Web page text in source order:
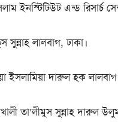
ইনস্টিটিউট এন্ড রিসার্চ
সুন্নাহ লালবাগ, ঢাকা।
ইসলামিয়া দারুল হক লালবাগ
তা’লীমুস সুন্নাহ দারুল